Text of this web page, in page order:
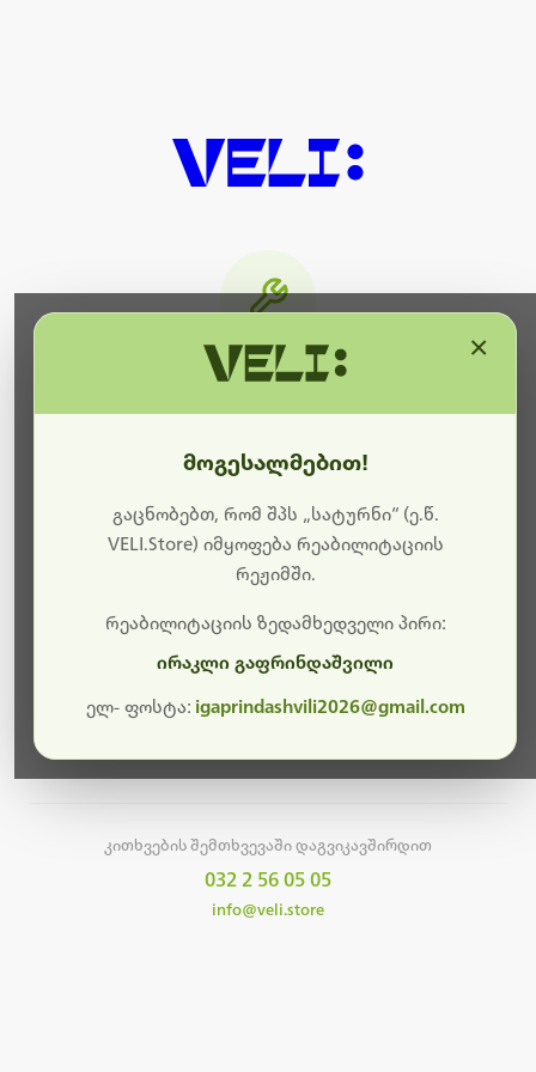
ბოდიშს გიხდით შეფერხებისთვის. ამჟამად
მიმდინარეობს საიტის განახლება და ტექნიკური
სამუშაოები.
მალე ისევ ხელმისაწვდომი იქნება. გმადლობთ
კითხვების შემთხვევაში დაგვიკავშირდით
032 2 56 05 05
info@veli.store
მოგესალმებით!
გაცნობებთ, რომ შპს „სატურნი“ (ე.წ.
VELI.Store) იმყოფება რეაბილიტაციის
რეჟიმში.
რეაბილიტაციის ზედამხედველი პირი:
ირაკლი გაფრინდაშვილი
ელ- ფოსტა: igaprindashvili2026@gmail.com
×